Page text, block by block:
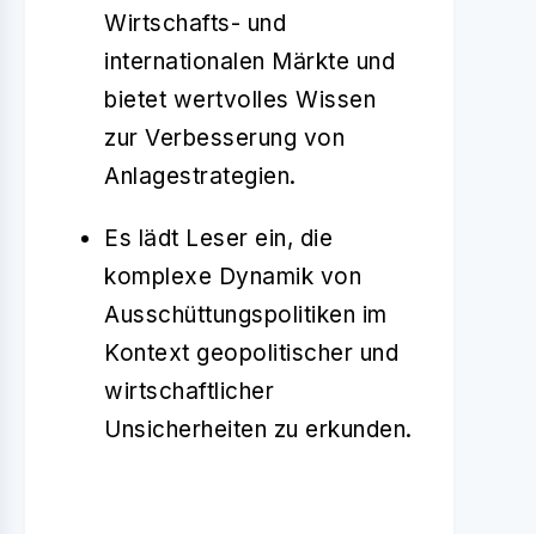
Wirtschafts- und
internationalen Märkte und
bietet wertvolles Wissen
zur Verbesserung von
Anlagestrategien.
Es lädt Leser ein, die
komplexe Dynamik von
Ausschüttungspolitiken im
Kontext geopolitischer und
wirtschaftlicher
Unsicherheiten zu erkunden.